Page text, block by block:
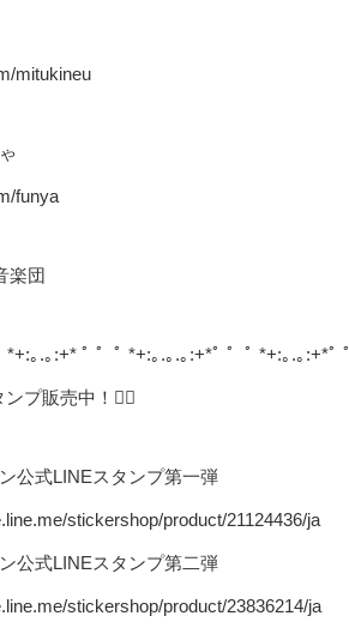
mitukineu
funya
楽団
*+:｡.｡:+* ﾟ ゜ﾟ *+:｡.｡.｡:+*ﾟ ゜ﾟ *+:｡.｡:+*ﾟ
ンプ販売中！🏴‍☠️
公式LINEスタンプ第一弾
stickershop/product/21124436/ja
公式LINEスタンプ第二弾
stickershop/product/23836214/ja